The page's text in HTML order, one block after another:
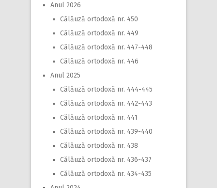
Anul 2026
Călăuză ortodoxă nr. 450
Călăuză ortodoxă nr. 449
Călăuză ortodoxă nr. 447-448
Călăuză ortodoxă nr. 446
Anul 2025
Călăuză ortodoxă nr. 444-445
Călăuză ortodoxă nr. 442-443
Călăuză ortodoxă nr. 441
Călăuză ortodoxă nr. 439-440
Călăuză ortodoxă nr. 438
Călăuză ortodoxă nr. 436-437
Călăuză ortodoxă nr. 434-435